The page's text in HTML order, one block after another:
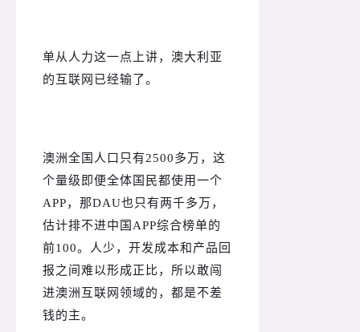
单从人力这一点上讲，澳大利亚
的互联网已经输了。
澳洲全国人口只有2500多万，这
个量级即便全体国民都使用一个
APP，那DAU也只有两千多万，
估计排不进中国APP综合榜单的
前100。
人少，开发成本和产品回
报之间难以形成正比，所以敢闯
进澳洲互联网领域的，都是不差
钱的主。